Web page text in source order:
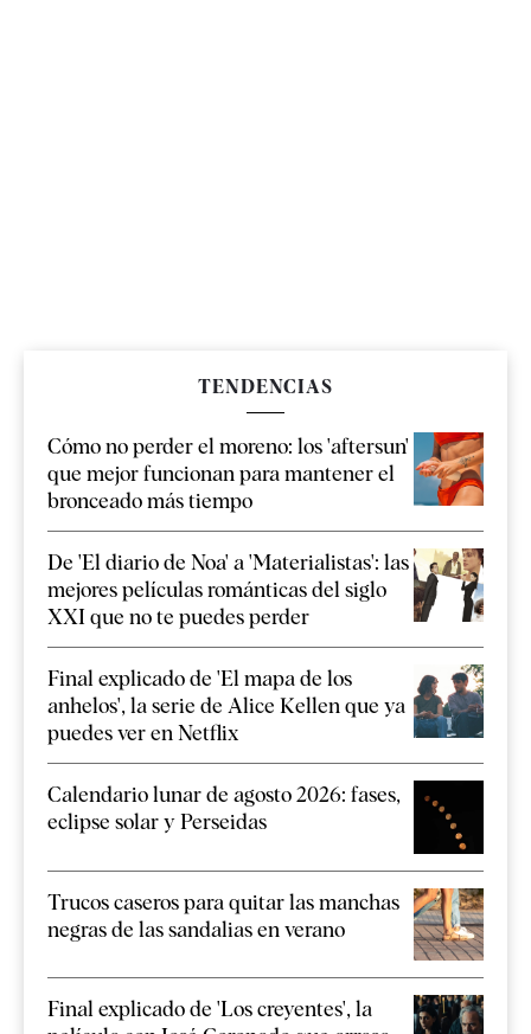
TENDENCIAS
Cómo no perder el moreno: los 'aftersun'
que mejor funcionan para mantener el
bronceado más tiempo
De 'El diario de Noa' a 'Materialistas': las
mejores películas románticas del siglo
XXI que no te puedes perder
Final explicado de 'El mapa de los
anhelos', la serie de Alice Kellen que ya
puedes ver en Netflix
Calendario lunar de agosto 2026: fases,
eclipse solar y Perseidas
Trucos caseros para quitar las manchas
negras de las sandalias en verano
Final explicado de 'Los creyentes', la